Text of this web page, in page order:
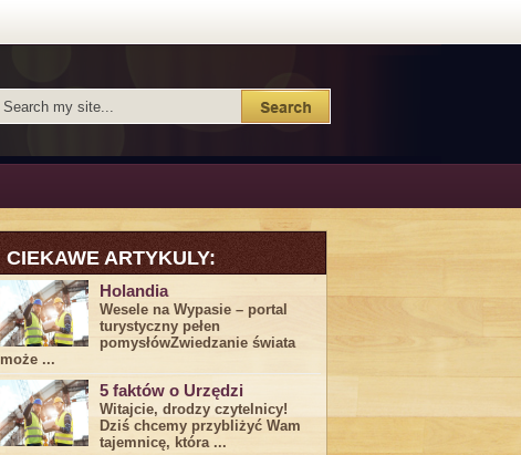
CIEKAWE ARTYKULY:
Holandia
Wesele na Wypasie – portal
turystyczny pełen
pomysłówZwiedzanie świata
może ...
5 faktów o Urzędzi
Witajcie, drodzy czytelnicy!
Dziś chcemy przybliżyć ⁣Wam ​
tajemnicę,⁤ która ...